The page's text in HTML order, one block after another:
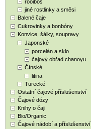
rooibos
jiné rostlinky a směsi
Balené čaje
Cukrovinky a bonbóny
Konvice, šálky, soupravy
Japonské
porcelán a sklo
čajový obřad chanoyu
Čínské
litina
Turecké
Ostatní čajové příslušenství
Čajové dózy
Knihy o čaji
Bio/Organic
Čajové nádobí a příslušenství